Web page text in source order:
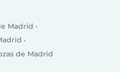
Madrid
de Madrid